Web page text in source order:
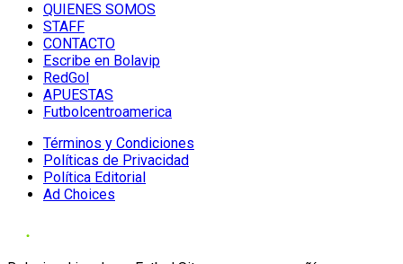
QUIENES SOMOS
STAFF
CONTACTO
Escribe en Bolavip
RedGol
APUESTAS
Futbolcentroamerica
Términos y Condiciones
Políticas de Privacidad
Política Editorial
Ad Choices